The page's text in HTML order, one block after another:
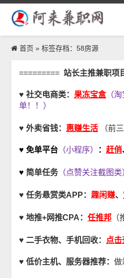
首页 » 标签存档：58房源
========= 站长主推兼职项
♥ 社交电商类： 果冻宝盒（淘
单！！）
♥ 外卖省钱： 惠赚生活 （前
♥ 免单平台 （小程序） ： 赶俏
♥ 简单任务 （点赞关注截图类
♥ 任务悬赏类APP： 趣闲赚、
♥ 地推+网推CPA ： 任推邦
♥ 二手衣物、手机回收： 点
♥ 低价主机、服务器推荐： 做